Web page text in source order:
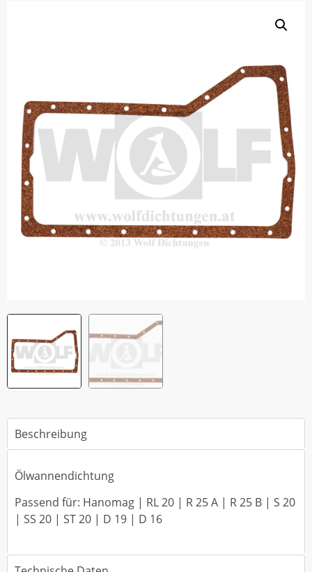
Beschreibung
Ölwannendichtung
Passend für: Hanomag | RL 20 | R 25 A | R 25 B | S 20
| SS 20 | ST 20 | D 19 | D 16